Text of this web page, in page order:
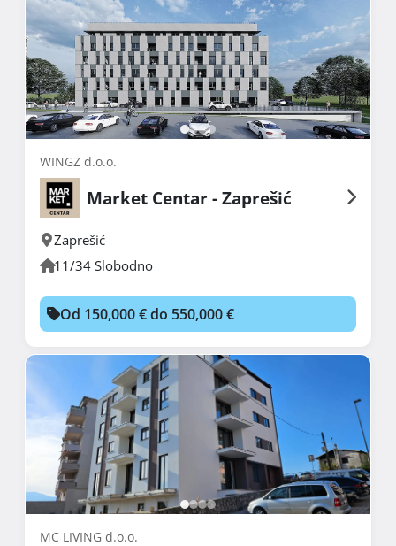
WINGZ d.o.o.
Market Centar - Zaprešić
Zaprešić
11/34 Slobodno
Od 150,000 € do 550,000 €
MC LIVING d.o.o.